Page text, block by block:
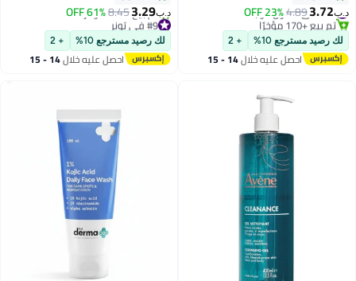
د.ب‏3.72
4.89
23% OFF #26 في غسول الوجه
تم بيع +170 مؤخرًا
#26 في غسول الوجه
لك رصيد مسترجع 10% + 2
احصل عليه خلال 14 - 15
د.ب‏3.29
8.45
61% OFF #9 في تونر
بتخلّص بسرعة
تم بيع +280 مؤخرًا
#9 في تونر
لك رصيد مسترجع 10% + 2
احصل عليه خلال 14 - 15